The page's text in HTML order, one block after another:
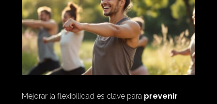
Mejorar la flexibilidad es clave para prevenir